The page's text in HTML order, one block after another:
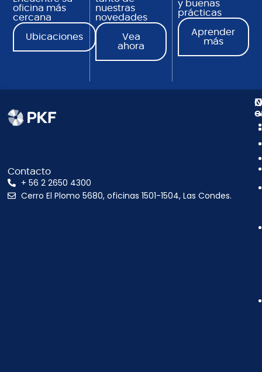
oficina más
cercana
Ubicaciones
nuestras
novedades
Vea
ahora
y buenas
prácticas
Aprender
más
Contacto
+ 56 2 2650 4300
Cerro El Plomo 5680, oficinas 1501-1504, Las Condes.